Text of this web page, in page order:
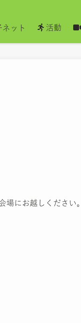
ネット 活動
場にお越しください。